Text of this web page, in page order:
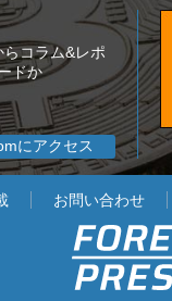
コラム&レポ
ドか
にアクセス
お問い合わせ